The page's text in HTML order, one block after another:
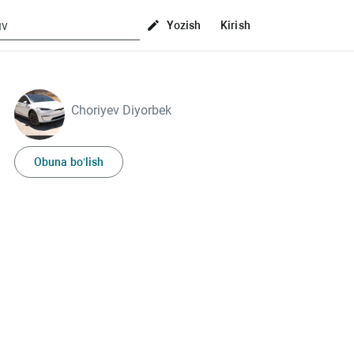
Yozish Kirish
Choriyev Diyorbek
Obuna bo‘lish